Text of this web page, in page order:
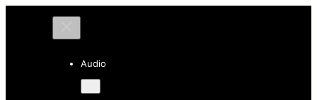
Audio